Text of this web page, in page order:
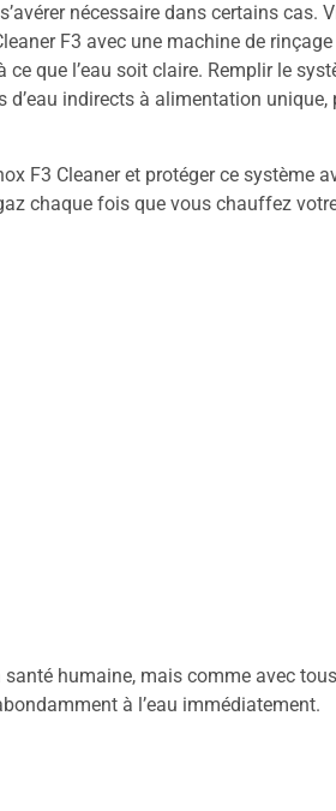
nécessaire dans certains
F3 avec une machine de
ce que l’eau soit claire. Remplir le
d’eau indirects à alimentation
F3 Cleaner et protéger ce système
chaque fois que vous chauffez
humaine, mais comme avec
à l’eau immédiatement.